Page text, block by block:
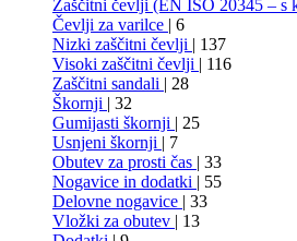
Zaščitni čevlji (EN ISO 20345 – s
Čevlji za varilce | 6
Nizki zaščitni čevlji | 137
Visoki zaščitni čevlji | 116
Zaščitni sandali | 28
Škornji | 32
Gumijasti škornji | 25
Usnjeni škornji | 7
Obutev za prosti čas | 33
Nogavice in dodatki | 55
Delovne nogavice | 33
Vložki za obutev | 13